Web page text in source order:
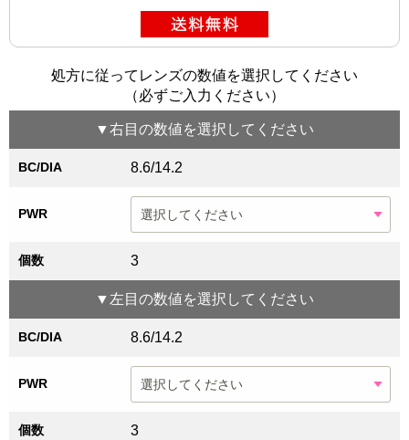
処方に従ってレンズの数値を選択してください
（必ずご入力ください）
▼右目 の数値を選択してください
BC/DIA 8.6/14.2
PWR
個数 3
▼ 左目 の数値を選択してください
BC/DIA 8.6/14.2
PWR
個数 3